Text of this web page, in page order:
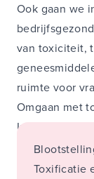
Ook gaan we
van toxiciteit,
ruimte voor
Omgaan met
In deze
Toxificatie